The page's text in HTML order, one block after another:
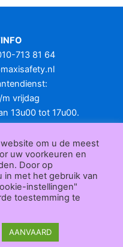
713 81 64
vrijdag
13u00 tot 17u00.
| Betaling
|Herroepingsfunctie
|Contact
© 2026
om u de meest
uw voorkeuren en
Door op
in met het gebruik van
instellingen"
toestemming te
AANVAARD